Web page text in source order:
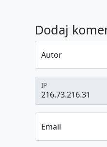
Dodaj
Autor
IP
Email